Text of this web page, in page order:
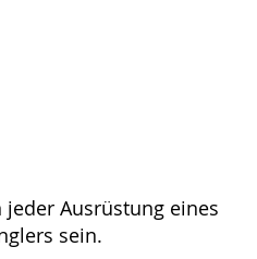
Ausrüstung eines
sein.